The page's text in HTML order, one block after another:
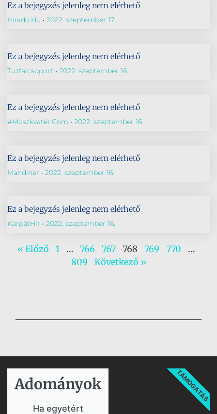
Ez a bejegyzés jelenleg nem elérhető
Hirado.hu 2022. szeptember 17.
Ez a bejegyzés jelenleg nem elérhető
Tuzfalcsoport 2022. szeptember 16.
Ez a bejegyzés jelenleg nem elérhető
#Moszkvatér.com 2022. szeptember 16.
Ez a bejegyzés jelenleg nem elérhető
Mandiner 2022. szeptember 16.
Ez a bejegyzés jelenleg nem elérhető
KárpátHír 2022. szeptember 16.
« Előző 1 … 766 767 768 769 770
…
809
Következő »
Adományok​
Ha egyetért
TÁMOGATÁS